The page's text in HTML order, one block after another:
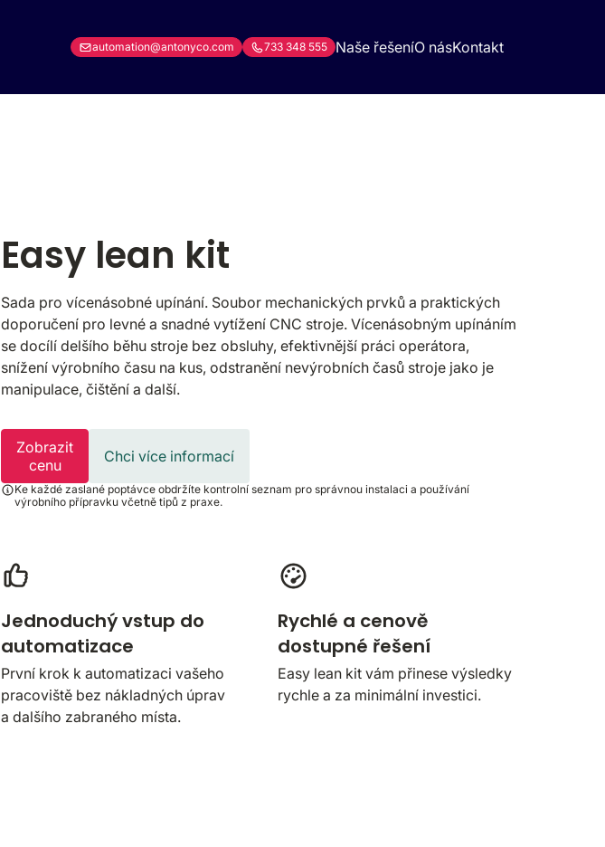
automation@antonyco.com 733 348 555 Naše řešeníO násKontakt
Easy lean kit
Sada pro vícenásobné upínání. Soubor mechanických prvků a praktických
doporučení pro levné a snadné vytížení CNC stroje. Vícenásobným upínáním
se docílí delšího běhu stroje bez obsluhy, efektivnější práci operátora,
snížení výrobního času na kus, odstranění nevýrobních časů stroje jako je
manipulace, čištění a další.
Zobrazit
cenu
Chci více informací
Ke každé zaslané poptávce obdržíte kontrolní seznam pro správnou instalaci a používání
výrobního přípravku včetně tipů z praxe.
Jednoduchý vstup do
automatizace
První krok k automatizaci vašeho
pracoviště bez nákladných úprav
a dalšího zabraného místa.
Rychlé a cenově
dostupné řešení
Easy lean kit vám přinese výsledky
rychle a za minimální investici.